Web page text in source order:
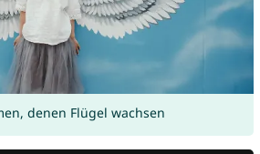
denen Flügel wachsen